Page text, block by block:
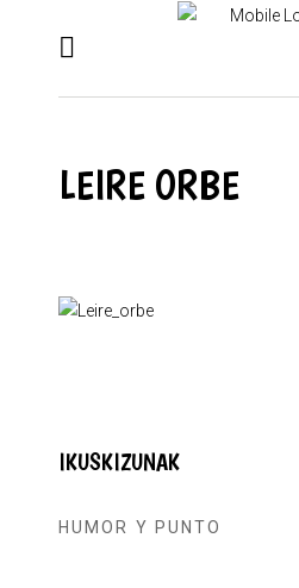
LEIRE ORBE
IKUSKIZUNAK
HUMOR Y PUNTO